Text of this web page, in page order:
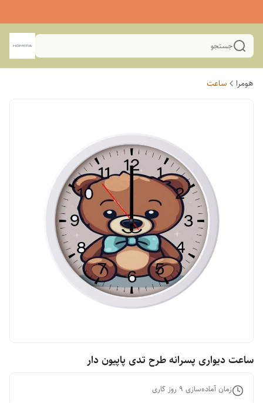
جستجو
هومرا ساعت
ساعت دیواری پسرانه طرح تدی پاپیون دار
زمان آماده‌سازی 9 روز کاری